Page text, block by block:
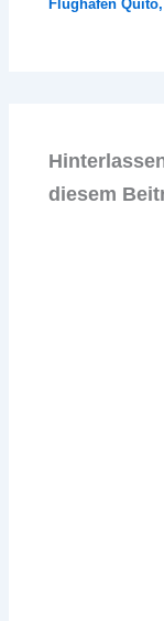
Flughafen Quito
diesem